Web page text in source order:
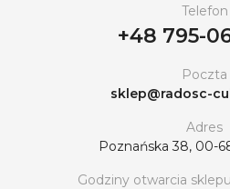
Telefon
+48 795-
Poczta
sklep@radosc-
Adres
Poznańska 38, 00-
Godziny otwarcia